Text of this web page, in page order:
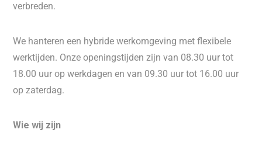
verbreden.
We hanteren een hybride werkomgeving met flexibele
werktijden. Onze openingstijden zijn van 08.30 uur tot
18.00 uur op werkdagen en van 09.30 uur tot 16.00 uur
op zaterdag.
Wie wij zijn